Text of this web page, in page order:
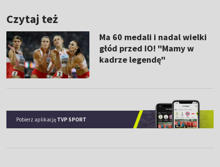
Czytaj też
Ma 60 medali i nadal wielki
głód przed IO! "Mamy w
kadrze legendę"
Pobierz aplikację TVP SPORT